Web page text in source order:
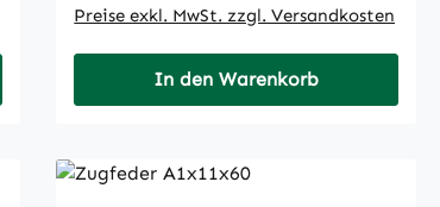
Preise exkl. MwSt. zzgl. Versandkosten
In den Warenkorb